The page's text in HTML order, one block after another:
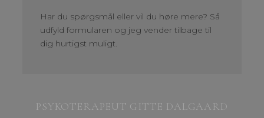
Har du spørgsmål eller vil du høre mere? Så
udfyld formularen og jeg vender tilbage til
dig hurtigst muligt.
PSYKOTERAPEUT GITTE DALGAARD